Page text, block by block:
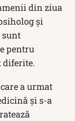
din ziua
și
sunt
pentru
a urmat
și s-a